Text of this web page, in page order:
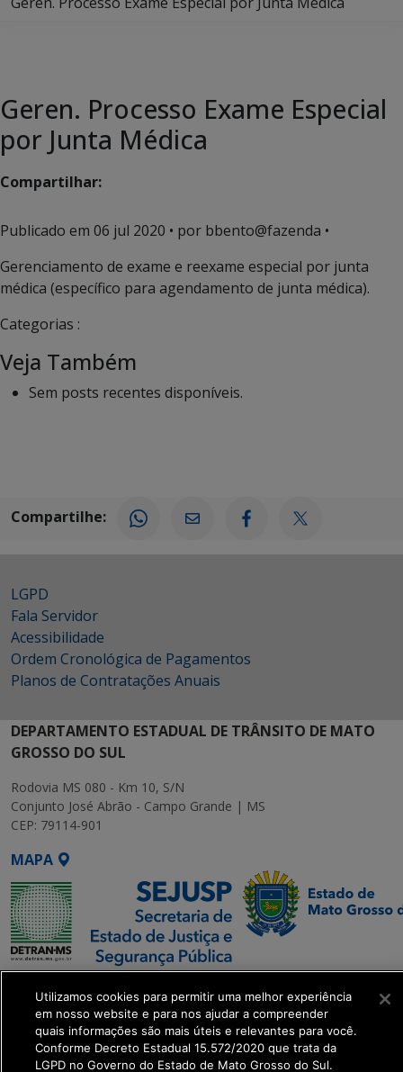
Geren. Processo Exame Especial
por Junta Médica
Compartilhar:
Publicado em 06 jul 2020 • por bbento@fazenda •
Gerenciamento de exame e reexame especial por junta
médica (específico para agendamento de junta médica).
Categorias :
Veja Também
Sem posts recentes disponíveis.
Compartilhe:
LGPD
Fala Servidor
Acessibilidade
Ordem Cronológica de Pagamentos
Planos de Contratações Anuais
DEPARTAMENTO ESTADUAL DE TRÂNSITO DE MATO
GROSSO DO SUL
Rodovia MS 080 - Km 10, S/N
Conjunto José Abrão - Campo Grande | MS
CEP: 79114-901
MAPA
SETDIG | Secretaria-
Executiva de
Transformação Digital
Utilizamos cookies para permitir uma melhor experiência
em nosso website e para nos ajudar a compreender
quais informações são mais úteis e relevantes para você.
Conforme Decreto Estadual 15.572/2020 que trata da
LGPD no Governo do Estado de Mato Grosso do Sul.